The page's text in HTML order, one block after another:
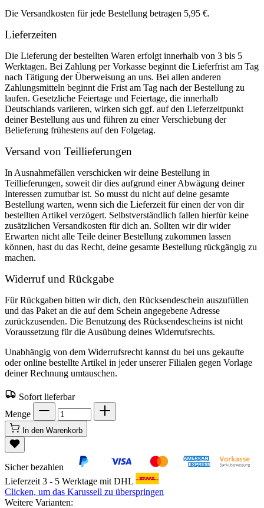
Die Versandkosten für jede Bestellung betragen 5,95 €.
Lieferzeiten
Die Lieferung der bestellten Waren erfolgt innerhalb von 3 bis 5
Werktagen. Bei Zahlung per Vorkasse beginnt die Lieferfrist am Tag
nach Tätigung der Überweisung an uns. Bei allen anderen
Zahlungsmitteln beginnt die Frist am Tag nach der Bestellung zu
laufen. Gesetzliche Feiertage und Feiertage, die innerhalb
Deutschlands variieren, wirken sich ggf. auf den Lieferzeitpunkt
deiner Bestellung aus und führen zu einer Verschiebung der
Belieferung frühestens auf den Folgetag.
Versand von Teillieferungen
In Ausnahmefällen verschicken wir deine Bestellung in
Teillieferungen, soweit dir dies aufgrund einer Abwägung deiner
Interessen zumutbar ist. So musst du nicht auf deine gesamte
Bestellung warten, wenn sich die Lieferzeit für einen der von dir
bestellten Artikel verzögert. Selbstverständlich fallen hierfür keine
zusätzlichen Versandkosten für dich an. Sollten wir dir wider
Erwarten nicht alle Teile deiner Bestellung zukommen lassen
können, hast du das Recht, deine gesamte Bestellung rückgängig zu
machen.
Widerruf und Rückgabe
Für Rückgaben bitten wir dich, den Rücksendeschein auszufüllen
und das Paket an die auf dem Schein angegebene Adresse
zurückzusenden. Die Benutzung des Rücksendescheins ist nicht
Voraussetzung für die Ausübung deines Widerrufsrechts.
Unabhängig von dem Widerrufsrecht kannst du bei uns gekaufte
oder online bestellte Artikel in jeder unserer Filialen gegen Vorlage
deiner Rechnung umtauschen.
Sofort lieferbar
Menge
In den Warenkorb
Sicher bezahlen
Lieferzeit 3 - 5 Werktage mit DHL
Clicken, um das Karussell zu überspringen
Weitere Varianten: